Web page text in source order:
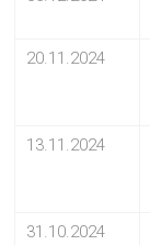
20.11.2024
13.11.2024
31.10.2024